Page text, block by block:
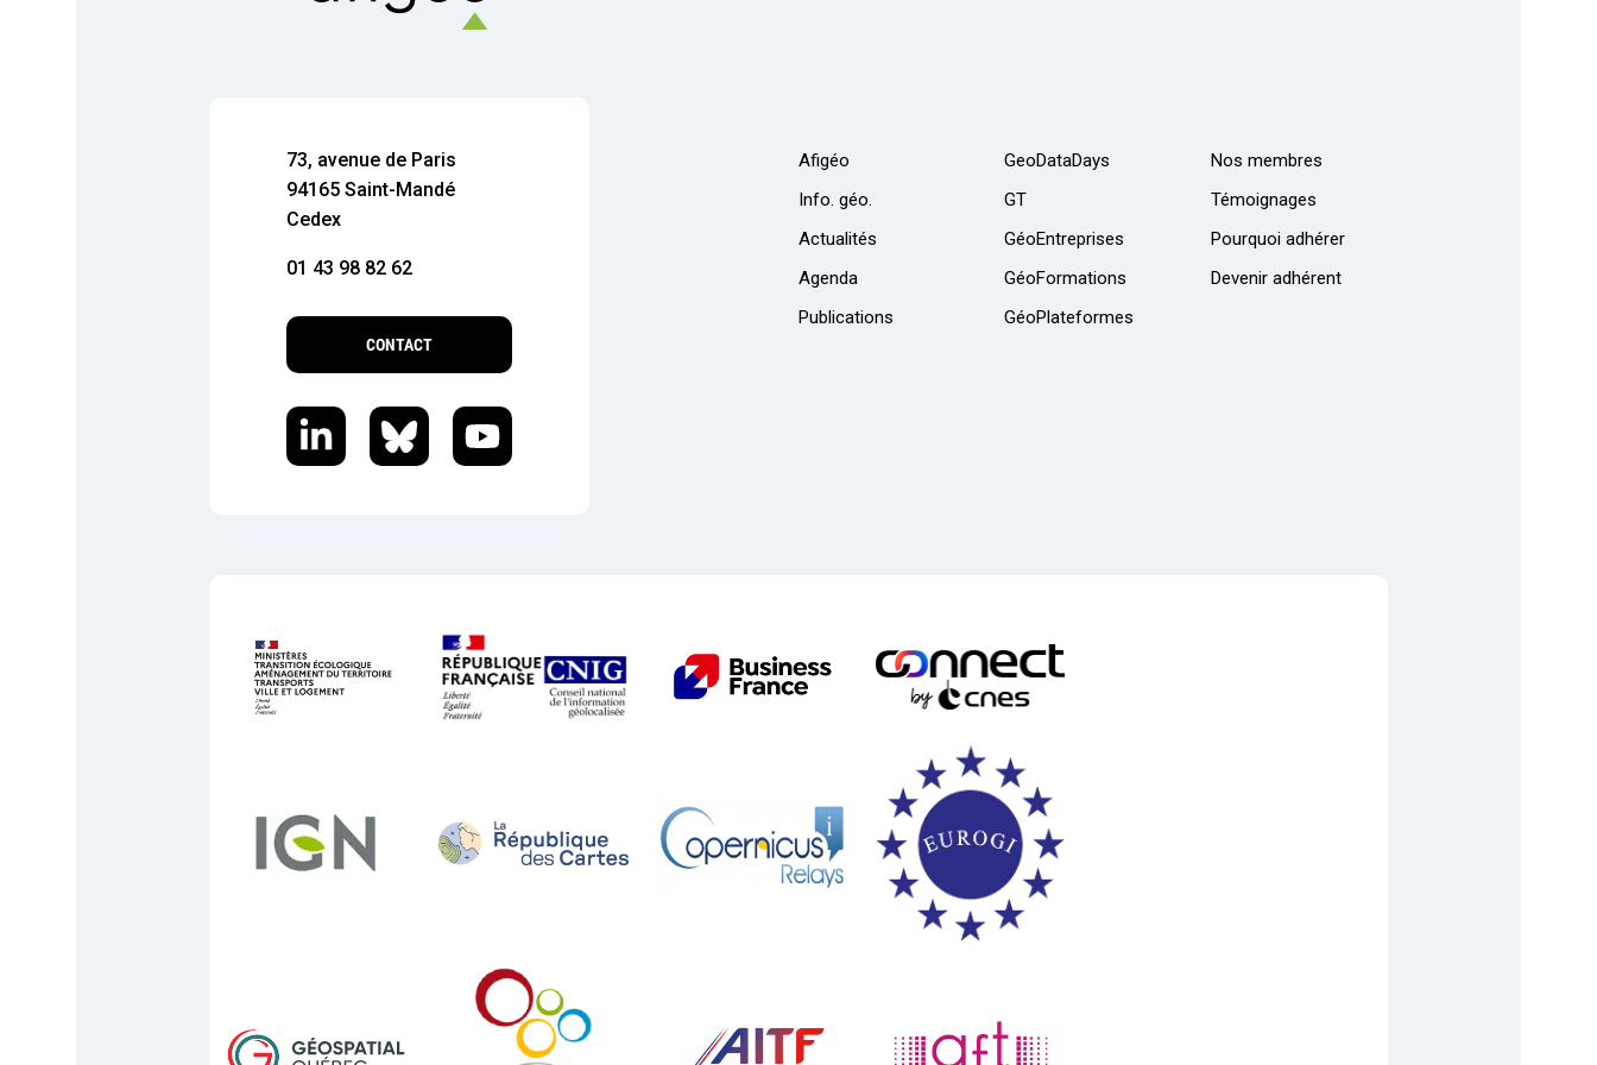
73, avenue de Paris
94165 Saint-Mandé
Cedex
01 43 98 82 62
CONTACT
Afigéo
Info. géo.
Actualités
Agenda
Publications
GeoDataDays
GT
GéoEntreprises
GéoFormations
GéoPlateformes
Nos membres
Témoignages
Pourquoi adhérer
Devenir adhérent